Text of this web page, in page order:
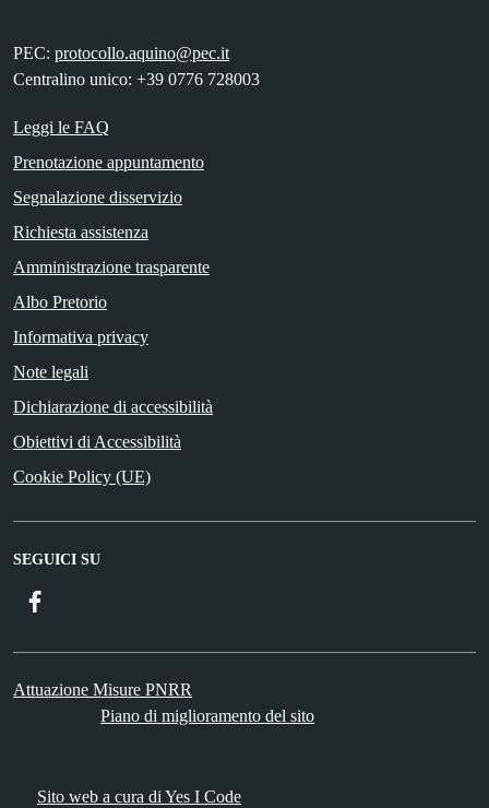
PEC: protocollo.aquino@pec.it
Centralino unico: +39 0776 728003
Leggi le FAQ
Prenotazione appuntamento
Segnalazione disservizio
Richiesta assistenza
Amministrazione trasparente
Albo Pretorio
Informativa privacy
Note legali
Dichiarazione di accessibilità
Obiettivi di Accessibilità
Cookie Policy (UE)
SEGUICI SU
Attuazione Misure PNRR
Piano di miglioramento del sito
Sito web a cura di Yes I Code